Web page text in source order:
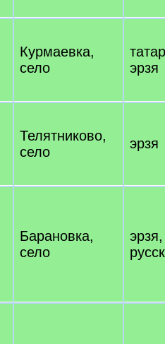
Курмаевка,
село
эрзя
Телятниково,
село
эрзя
Барановка,
село
эрзя,